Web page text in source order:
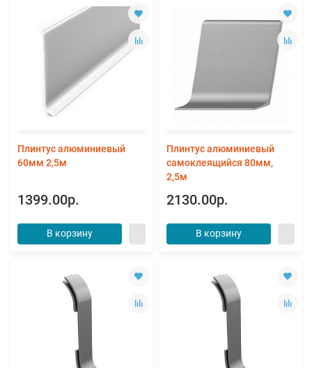
Плинтус алюминиевый
60мм 2,5м
1399.00р.
В корзину
Плинтус алюминиевый
самоклеящийся 80мм,
2,5м
2130.00р.
В корзину